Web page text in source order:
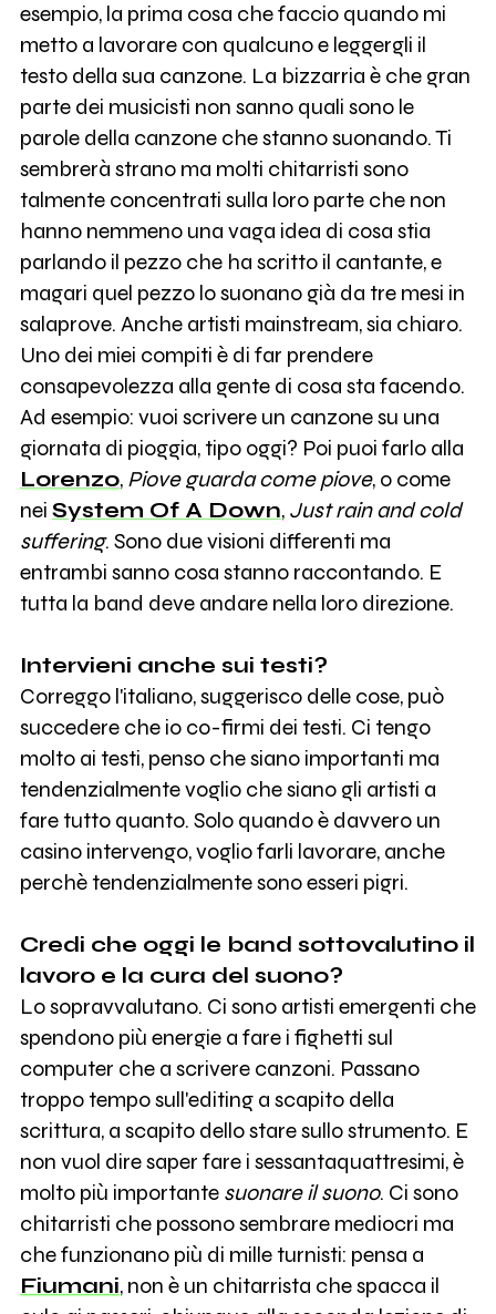
esempio, la prima cosa che faccio quando mi
metto a lavorare con qualcuno e leggergli il
testo della sua canzone. La bizzarria è che gran
parte dei musicisti non sanno quali sono le
parole della canzone che stanno suonando. Ti
sembrerà strano ma molti chitarristi sono
talmente concentrati sulla loro parte che non
hanno nemmeno una vaga idea di cosa stia
parlando il pezzo che ha scritto il cantante, e
magari quel pezzo lo suonano già da tre mesi in
salaprove. Anche artisti mainstream, sia chiaro.
Uno dei miei compiti è di far prendere
consapevolezza alla gente di cosa sta facendo.
Ad esempio: vuoi scrivere un canzone su una
giornata di pioggia, tipo oggi? Poi puoi farlo alla
Lorenzo, Piove guarda come piove, o come
nei System Of A Down, Just rain and cold
suffering. Sono due visioni differenti ma
entrambi sanno cosa stanno raccontando. E
tutta la band deve andare nella loro direzione.
Intervieni anche sui testi?
Correggo l'italiano, suggerisco delle cose, può
succedere che io co-firmi dei testi. Ci tengo
molto ai testi, penso che siano importanti ma
tendenzialmente voglio che siano gli artisti a
fare tutto quanto. Solo quando è davvero un
casino intervengo, voglio farli lavorare, anche
perchè tendenzialmente sono esseri pigri.
Credi che oggi le band sottovalutino il
lavoro e la cura del suono?
Lo sopravvalutano. Ci sono artisti emergenti che
spendono più energie a fare i fighetti sul
computer che a scrivere canzoni. Passano
troppo tempo sull'editing a scapito della
scrittura, a scapito dello stare sullo strumento. E
non vuol dire saper fare i sessantaquattresimi, è
molto più importante suonare il suono. Ci sono
chitarristi che possono sembrare mediocri ma
che funzionano più di mille turnisti: pensa a
Fiumani, non è un chitarrista che spacca il